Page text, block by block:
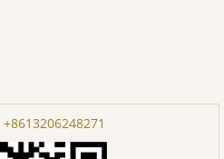
+8613206248271